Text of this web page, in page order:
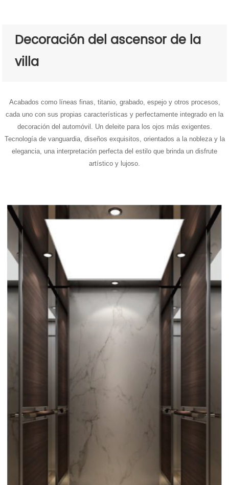
Decoración del ascensor de la
villa
Acabados como líneas finas, titanio, grabado, espejo y otros procesos,
cada uno con sus propias características y perfectamente integrado en la
decoración del automóvil. Un deleite para los ojos más exigentes.
Tecnología de vanguardia, diseños exquisitos, orientados a la nobleza y la
elegancia, una interpretación perfecta del estilo que brinda un disfrute
artístico y lujoso.